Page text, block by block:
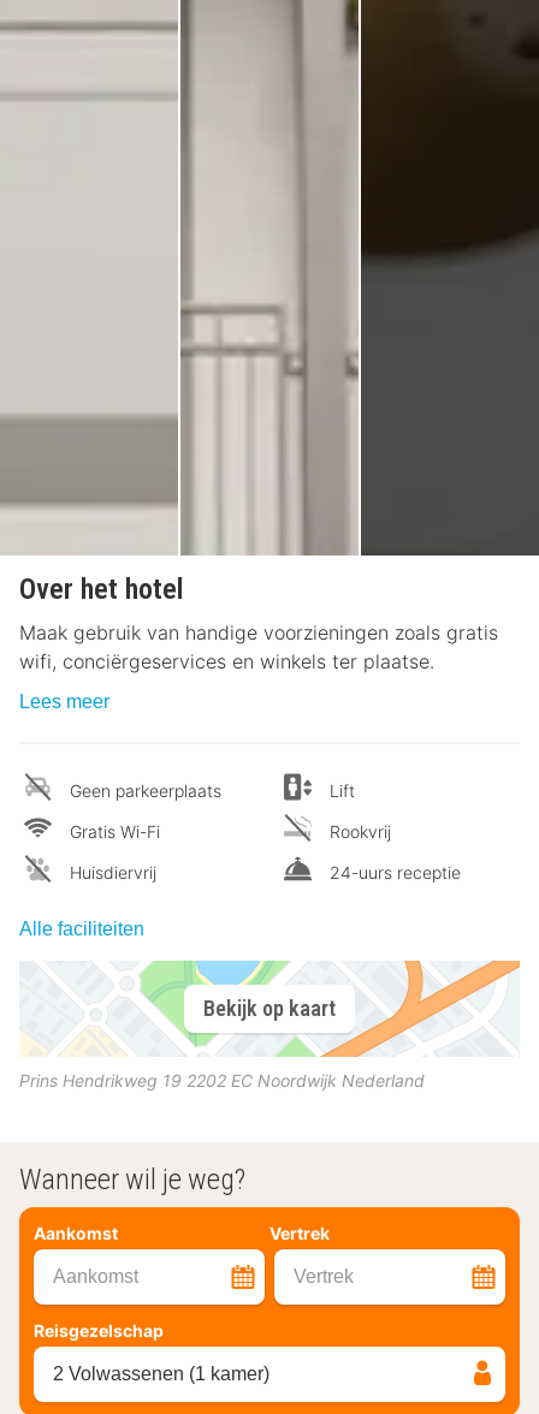
Over het hotel
Maak gebruik van handige voorzieningen zoals gratis
wifi, conciërgeservices en winkels ter plaatse.
Lees meer
Geen parkeerplaats
Gratis Wi-Fi
Huisdiervrij
Lift
Rookvrij
24-uurs receptie
Alle faciliteiten
Bekijk op kaart
Prins Hendrikweg 19 2202 EC Noordwijk Nederland
Wanneer wil je weg?
Aankomst Vertrek
Aankomst Vertrek
Reisgezelschap
2 Volwassenen (1 kamer)